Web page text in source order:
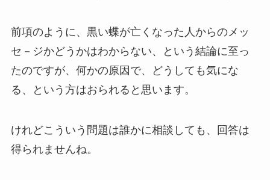
前項のように、黒い蝶が亡くなった人からのメッ
セ－ジかどうかはわからない、という結論に至っ
たのですが、何かの原因で、どうしても気にな
る、という方はおられると思います。
けれどこういう問題は誰かに相談しても、回答は
得られませんね。